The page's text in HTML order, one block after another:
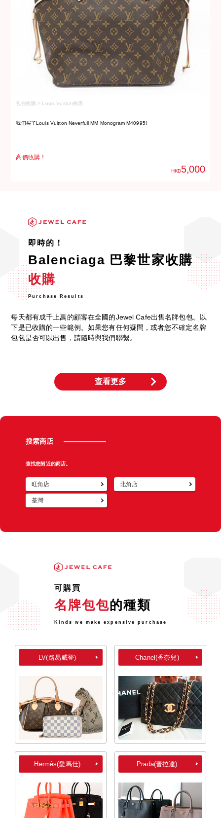
包包收購 > Louis Vuitton收購
我们买了Louis Vuitton Neverfull MM Monogram M40995!
高價收購！
HKD5,000
即時的！
Balenciaga 巴黎世家收購
收購
Purchase Results
每天都有成千上萬的顧客在全國的Jewel Cafe出售名牌包包。以
下是已收購的一些範例。如果您有任何疑問，或者您不確定名牌
包包是否可以出售，請隨時與我們聯繫。
查看更多
搜索商店
查找您附近的商店。
旺角店 北角店
荃灣
可購買
名牌包包的種類
Kinds we make expensive purchase
LV(路易威登) Chanel(香奈兒)
Hermès(愛馬仕) Prada(普拉達)